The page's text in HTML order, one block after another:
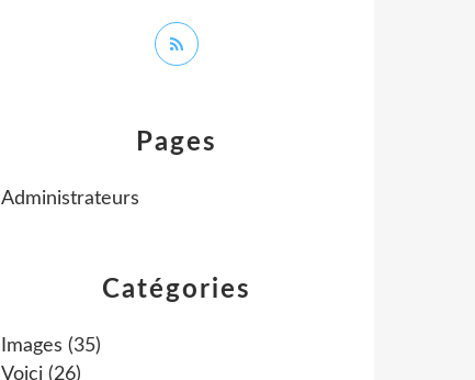
Catégories
Images (35)
Voici (26)
Pages
Administrateurs